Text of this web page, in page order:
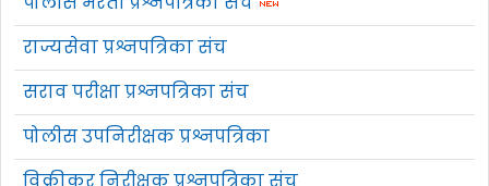
पोलीस भरती प्रश्नपत्रिका संच
राज्यसेवा प्रश्नपत्रिका संच
सराव परीक्षा प्रश्नपत्रिका संच
पोलीस उपनिरीक्षक प्रश्नपत्रिका